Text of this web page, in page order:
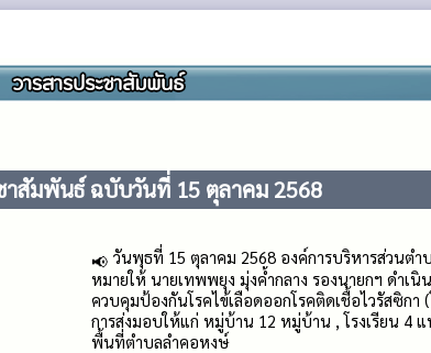
าสัมพันธ์ ฉบับวันที่ 15 ตุลาคม 2568
วันพุธที่ 15 ตุลาคม 2568 องค์การบริหารส่วนต
หมายให้ นายเทพพยุง มุ่งค้ำกลาง รองนายกฯ ดำเ
ควบคุมป้องกันโรคไข้เลือดออกโรคติดเชื้อไวรัสซิก
การส่งมอบให้แก่ หมู่บ้าน 12 หมู่บ้าน , โรงเรียน 4
พื้นที่ตำบลลำคอหงษ์